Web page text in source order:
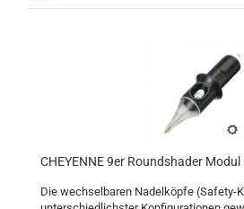
CHEYENNE 9er Roundshader
Die wechselbaren Nadelköpfe (Safety-